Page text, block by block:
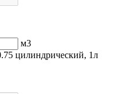
м3
цилиндрический, 1л